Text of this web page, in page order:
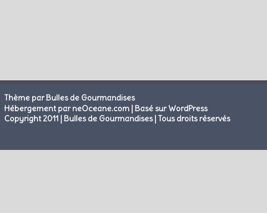
Thème par Bulles de Gourmandises
Hébergement par neOceane.com |Basé sur WordPress
Copyright 2011 | Bulles de Gourmandises | Tous droits réservés